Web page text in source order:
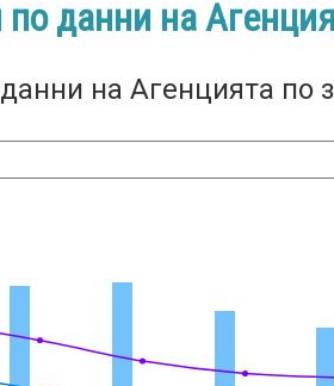
данни на
на Агенцията по